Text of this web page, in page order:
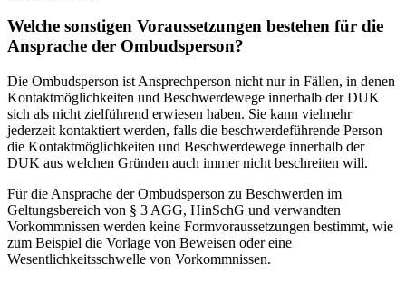
Welche sonstigen Voraussetzungen bestehen für die
Ansprache der Ombudsperson?
Die Ombudsperson ist Ansprechperson nicht nur in Fällen, in denen
Kontaktmöglichkeiten und Beschwerdewege innerhalb der DUK
sich als nicht zielführend erwiesen haben. Sie kann vielmehr
jederzeit kontaktiert werden, falls die beschwerdeführende Person
die Kontaktmöglichkeiten und Beschwerdewege innerhalb der
DUK aus welchen Gründen auch immer nicht beschreiten will.
Für die Ansprache der Ombudsperson zu Beschwerden im
Geltungsbereich von § 3 AGG, HinSchG und verwandten
Vorkommnissen werden keine Formvoraussetzungen bestimmt, wie
zum Beispiel die Vorlage von Beweisen oder eine
Wesentlichkeitsschwelle von Vorkommnissen.